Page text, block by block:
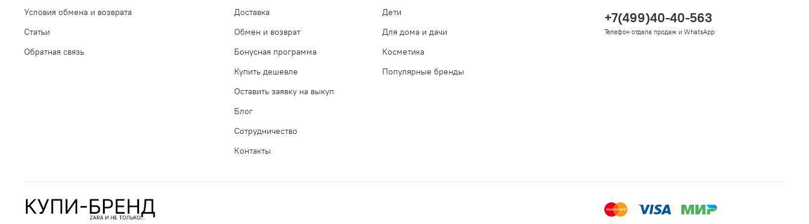
Условия обмена и возврата
Статьи
Обратная связь
Доставка
Обмен и возврат
Бонусная программа
Купить дешевле
Оставить заявку на выкуп
Блог
Сотрудничество
Контакты
Дети
Для дома и дачи
Косметика
Популярные бренды
+7(499)40-40-563
Телефон отдела продаж и WhatsApp